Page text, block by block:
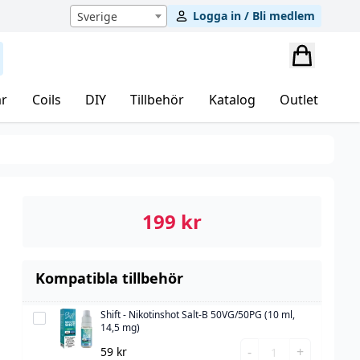
Sverige Logga in / Bli medlem
Coils DIY Tillbehör Katalog Outlet
199 kr
Kompatibla tillbehör
Shift
Shift - Nikotinshot Salt-B 50VG/50PG (10 ml,
14,5 mg)
59 kr -
Shift
+